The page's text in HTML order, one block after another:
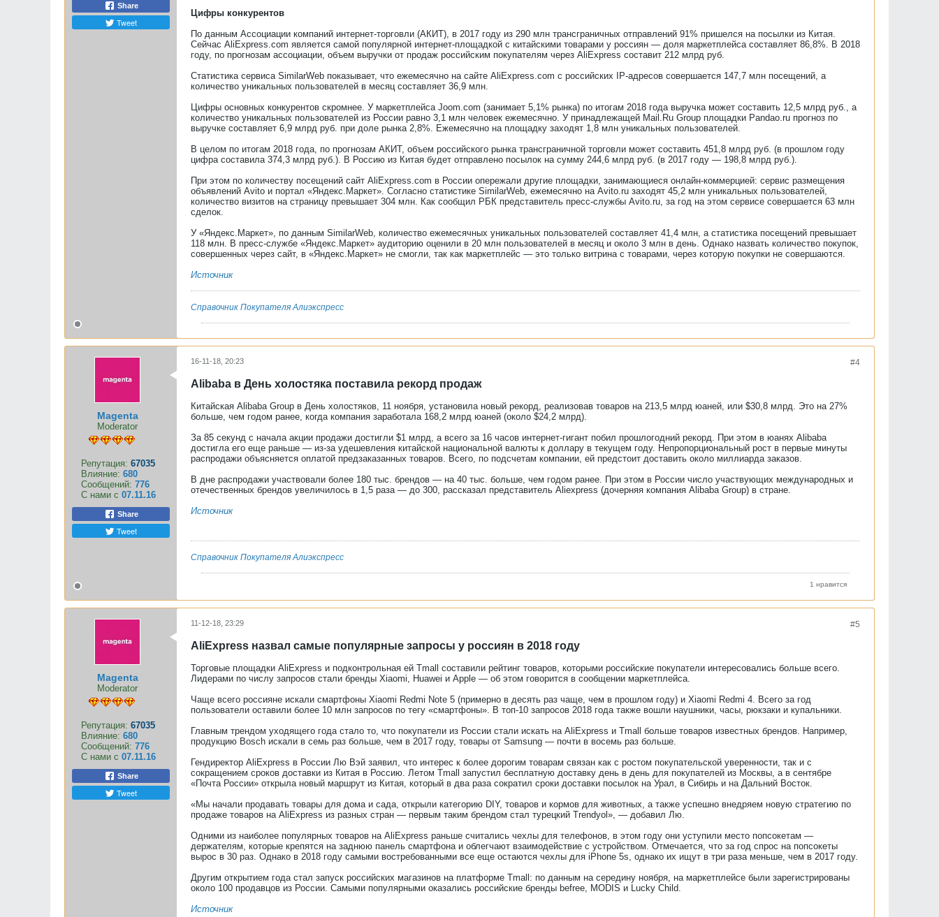
Share
Tweet
Цифры конкурентов
По данным Ассоциации компаний интернет-торговли (АКИТ), в 2017 году из 290 млн трансграничных отправлений 91% пришелся на посылки из Китая.
Сейчас AliExpress.com является самой популярной интернет-площадкой с китайскими товарами у россиян — доля маркетплейса составляет 86,8%. В 2018
году, по прогнозам ассоциации, объем выручки от продаж российским покупателям через AliExpress составит 212 млрд руб.
Статистика сервиса SimilarWeb показывает, что ежемесячно на сайте AliExpress.com с российских IP-адресов совершается 147,7 млн посещений, а
количество уникальных пользователей в месяц составляет 36,9 млн.
Цифры основных конкурентов скромнее. У маркетплейса Joom.com (занимает 5,1% рынка) по итогам 2018 года выручка может составить 12,5 млрд руб., а
количество уникальных пользователей из России равно 3,1 млн человек ежемесячно. У принадлежащей Mail.Ru Group площадки Pandao.ru прогноз по
выручке составляет 6,9 млрд руб. при доле рынка 2,8%. Ежемесячно на площадку заходят 1,8 млн уникальных пользователей.
В целом по итогам 2018 года, по прогнозам АКИТ, объем российского рынка трансграничной торговли может составить 451,8 млрд руб. (в прошлом году
цифра составила 374,3 млрд руб.). В Россию из Китая будет отправлено посылок на сумму 244,6 млрд руб. (в 2017 году — 198,8 млрд руб.).
При этом по количеству посещений сайт AliExpress.com в России опережали другие площадки, занимающиеся онлайн-коммерцией: сервис размещения
объявлений Avito и портал «Яндекс.Маркет». Согласно статистике SimilarWeb, ежемесячно на Avito.ru заходят 45,2 млн уникальных пользователей,
количество визитов на страницу превышает 304 млн. Как сообщил РБК представитель пресс-службы Avito.ru, за год на этом сервисе совершается 63 млн
сделок.
У «Яндекс.Маркет», по данным SimilarWeb, количество ежемесячных уникальных пользователей составляет 41,4 млн, а статистика посещений превышает
118 млн. В пресс-службе «Яндекс.Маркет» аудиторию оценили в 20 млн пользователей в месяц и около 3 млн в день. Однако назвать количество покупок,
совершенных через сайт, в «Яндекс.Маркет» не смогли, так как маркетплейс — это только витрина с товарами, через которую покупки не совершаются.
Источник
Справочник Покупателя Алиэкспресс
Magenta
Moderator
Репутация: 67035
Влияние: 680
Сообщений: 776
С нами с 07.11.16
Share
Tweet
#4
16-11-18, 20:23
Alibaba в День холостяка поставила рекорд продаж
Китайская Alibaba Group в День холостяков, 11 ноября, установила новый рекорд, реализовав товаров на 213,5 млрд юаней, или $30,8 млрд. Это на 27%
больше, чем годом ранее, когда компания заработала 168,2 млрд юаней (около $24,2 млрд).
За 85 секунд с начала акции продажи достигли $1 млрд, а всего за 16 часов интернет-гигант побил прошлогодний рекорд. При этом в юанях Alibaba
достигла его еще раньше — из-за удешевления китайской национальной валюты к доллару в текущем году. Непропорциональный рост в первые минуты
распродажи объясняется оплатой предзаказанных товаров. Всего, по подсчетам компании, ей предстоит доставить около миллиарда заказов.
В дне распродажи участвовали более 180 тыс. брендов — на 40 тыс. больше, чем годом ранее. При этом в России число участвующих международных и
отечественных брендов увеличилось в 1,5 раза — до 300, рассказал представитель Aliexpress (дочерняя компания Alibaba Group) в стране.
Источник
Справочник Покупателя Алиэкспресс
1 нравится
Magenta
Moderator
Репутация: 67035
Влияние: 680
Сообщений: 776
С нами с 07.11.16
Share
Tweet
#5
11-12-18, 23:29
AliExpress назвал самые популярные запросы у россиян в 2018 году
Торговые площадки AliExpress и подконтрольная ей Tmall составили рейтинг товаров, которыми российские покупатели интересовались больше всего.
Лидерами по числу запросов стали бренды Xiaomi, Huawei и Apple — об этом говорится в сообщении маркетплейса.
Чаще всего россияне искали смартфоны Xiaomi Redmi Note 5 (примерно в десять раз чаще, чем в прошлом году) и Xiaomi Redmi 4. Всего за год
пользователи оставили более 10 млн запросов по тегу «смартфоны». В топ-10 запросов 2018 года также вошли наушники, часы, рюкзаки и купальники.
Главным трендом уходящего года стало то, что покупатели из России стали искать на AliExpress и Tmall больше товаров известных брендов. Например,
продукцию Bosch искали в семь раз больше, чем в 2017 году, товары от Samsung — почти в восемь раз больше.
Гендиректор AliExpress в России Лю Вэй заявил, что интерес к более дорогим товарам связан как с ростом покупательской уверенности, так и с
сокращением сроков доставки из Китая в Россию. Летом Tmall запустил бесплатную доставку день в день для покупателей из Москвы, а в сентябре
«Почта России» открыла новый маршрут из Китая, который в два раза сократил сроки доставки посылок на Урал, в Сибирь и на Дальний Восток.
«Мы начали продавать товары для дома и сада, открыли категорию DIY, товаров и кормов для животных, а также успешно внедряем новую стратегию по
продаже товаров на AliExpress из разных стран — первым таким брендом стал турецкий Trendyol», — добавил Лю.
Одними из наиболее популярных товаров на AliExpress раньше считались чехлы для телефонов, в этом году они уступили место попсокетам —
держателям, которые крепятся на заднюю панель смартфона и облегчают взаимодействие с устройством. Отмечается, что за год спрос на попсокеты
вырос в 30 раз. Однако в 2018 году самыми востребованными все еще остаются чехлы для iPhone 5s, однако их ищут в три раза меньше, чем в 2017 году.
Другим открытием года стал запуск российских магазинов на платформе Tmall: по данным на середину ноября, на маркетплейсе были зарегистрированы
около 100 продавцов из России. Самыми популярными оказались российские бренды befree, MODIS и Lucky Child.
Источник